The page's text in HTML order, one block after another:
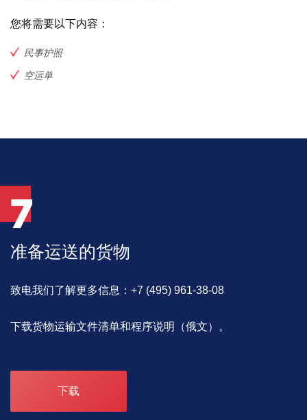
您将需要以下内容：
民事护照
空运单
7
准备运送的货物
致电我们了解更多信息：+7 (495) 961-38-08
下载货物运输文件清单和程序说明（俄文）。
下载